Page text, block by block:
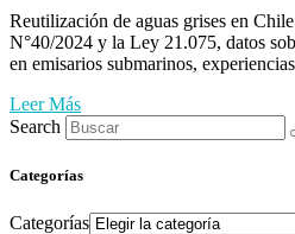
Reutilización de aguas grises en
N°40/2024 y la Ley 21.075, datos
en emisarios submarinos,
Leer Más
Search
Categorías
Categorías